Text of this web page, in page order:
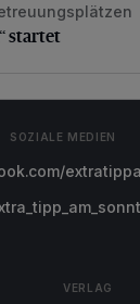
startet
startet
SOZIALE MEDIEN
VERLAG